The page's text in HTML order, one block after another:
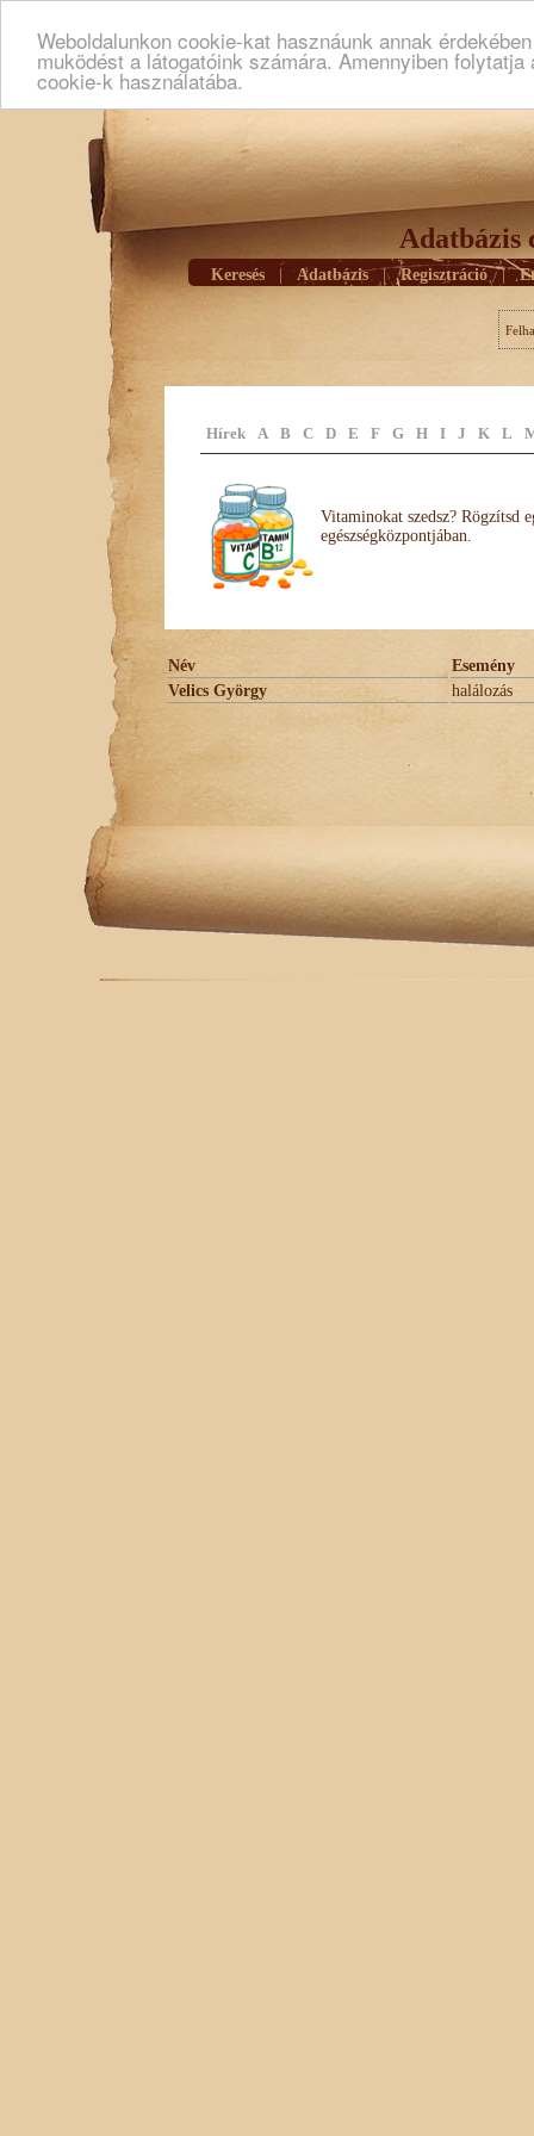
Weboldalunkon cookie-kat hasznáunk annak
muködést a látogatóink számára. Amennyiben
cookie-k használatába.
Adatbázis
Keresés Adatbázis | Regisztráció |
Hírek A B C D E F G H I J K L
Vitaminokat szedsz? Rögzítsd
egészségközpontjában.
Név
Esemény
Velics György
halálozás